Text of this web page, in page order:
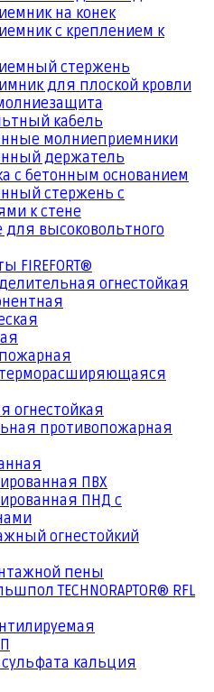
на конек
с креплением к
стержень
для плоской кровли
кабель
молниеприемники
держатель
с бетонным основанием
стержень с
к стене
для высоковольтного
FIREFORT®
огнестойкая
огнестойкая
противопожарная
ПВХ
ПНД с
огнестойкий
пены
TECHNORAPTOR® RFL
кальция